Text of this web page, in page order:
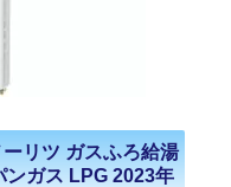
リツ ガスふろ給湯
ンガス LPG 2023年